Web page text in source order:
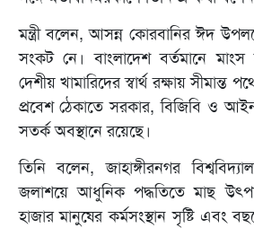
মন্ত্রী বলেন, আসন্ন কোরবানির ঈদ
সংকট নে। বাংলাদেশ বর্তমানে মাংস
দেশীয় খামারিদের স্বার্থ রক্ষায় সীমান্ত
প্রবেশ ঠেকাতে সরকার, বিজিবি ও
সতর্ক অবস্থানে রয়েছে।
তিনি বলেন, জাহাঙ্গীরনগর
জলাশয়ে আধুনিক পদ্ধতিতে মাছ
হাজার মানুষের কর্মসংস্থান সৃষ্টি এবং